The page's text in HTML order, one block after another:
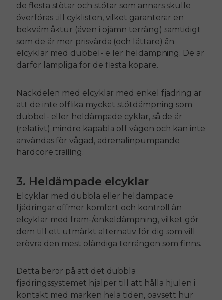
de flesta stötar och stötar som annars skulle
överföras till cyklisten, vilket garanterar en
bekväm åktur (även i ojämn terräng) samtidigt
som de är mer prisvärda (och lättare) än
elcyklar med dubbel- eller heldämpning. De är
därför lämpliga för de flesta köpare.
Nackdelen med elcyklar med enkel fjädring är
att de inte offlika mycket stötdämpning som
dubbel- eller heldämpade cyklar, så de är
(relativt) mindre kapabla off vägen och kan inte
användas för vågad, adrenalinpumpande
hardcore trailing.
3. Heldämpade elcyklar
Elcyklar med dubbla eller heldämpade
fjädringar offmer komfort och kontroll än
elcyklar med fram-/enkeldämpning, vilket gör
dem till ett utmärkt alternativ för dig som vill
erövra den mest oländiga terrängen som finns.
Detta beror på att det dubbla
fjädringssystemet hjälper till att hålla hjulen i
kontakt med marken hela tiden, oavsett hur